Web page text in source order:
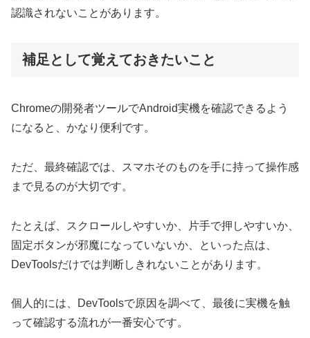
認識されないことがあります。
補足として覚えておきたいこと
Chromeの開発者ツールでAndroid実機を確認できるよう
になると、かなり便利です。
ただ、最終確認では、スマホそのものを手に持って操作感
まで見るのが大切です。
たとえば、スクロールしやすいか、片手で押しやすいか、
固定ボタンが邪魔になっていないか、といった点は、
DevToolsだけでは判断しきれないことがあります。
個人的には、DevToolsで原因を調べて、最後に実機を触
って確認する流れが一番安心です。